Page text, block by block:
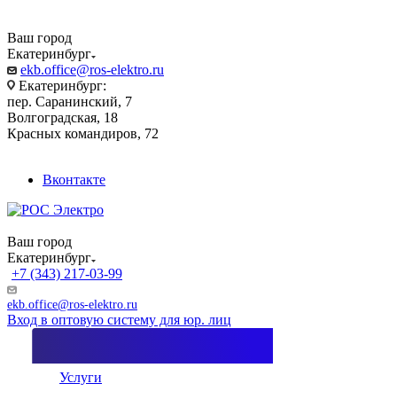
Ваш город
Екатеринбург
ekb.office@ros-elektro.ru
Екатеринбург:
пер. Саранинский, 7
Волгоградская, 18
Красных командиров, 72
Вконтакте
Ваш город
Екатеринбург
+7 (343) 217-03-99
ekb.office@ros-elektro.ru
Вход в оптовую систему для юр. лиц
Услуги